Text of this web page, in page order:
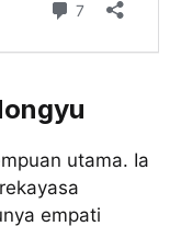
utama. Ia
empati